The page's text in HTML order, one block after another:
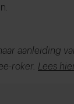
aanleiding
roker. Lees